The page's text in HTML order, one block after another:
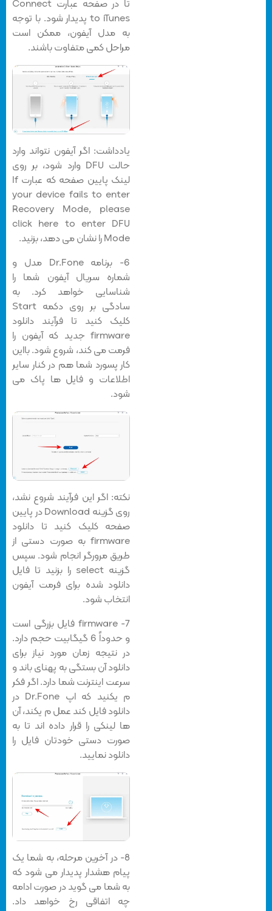
تا در صفحه عبارت Connect
to iTunes پدیدار شود. با توجه
به مدل آیفون، ممکن است
مراحل کمی متفاوت باشند.
یادداشت: اگر آیفون نتواند وارد
حالت DFU وارد شود، بر روی
لینک پایین صفحه که عبارت If
your device fails to enter
Recovery Mode, please
click here to enter DFU
Mode را نشان می دهد، بزنید.
6- برنامه Dr.Fone مدل و
شماره سریال آیفون شما را
شناسایی خواهد کرد. به
سادگی بر روی دکمه Start
کلیک کنید تا فرآیند دانلود
firmware جدید که آیفون را
فرمت می کند، شروع شود. بااین
کار پسورد شما هم در کنار سایر
اطلاعات و فایل ها پاک می
شود.
نکته: اگر این فرآیند شروع نشد،
روی گزینه Download در پایین
صفحه کلیک کنید تا دانلود
firmware به صورت دستی از
طریق مرورگر انجام شود. سپس
گزینه select را بزنید تا فایل
دانلود شده برای فرمت آیفون
انتخاب شود.
7- firmware فایل بزرگی است
و حدوداً 6 گیگابیت حجم دارد.
در نتیجه زمان مورد نیاز برای
دانلود آن بستگی به پهنای باند و
سرعت اینترنت شما دارد. اگر فکر
م یکنید که اپ Dr.Fone در
دانلود فایل کند عمل م یکند، آن
ها لینکی را قرار داده اند تا به
صورت دستی خودتان فایل را
دانلود نمایید.
8- در آخرین مرحله، به شما یک
پیام هشدار پدیدار می شود که
به شما می گوید در صورت ادامه
چه اتفاقی رخ خواهد داد.